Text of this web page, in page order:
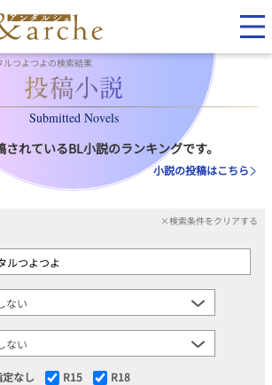
ルつよつよの検索結果
Submitted Novels
されているBL小説のランキングです。
小説の投稿はこちら
×検索条件をクリアする
定なし R15 R18